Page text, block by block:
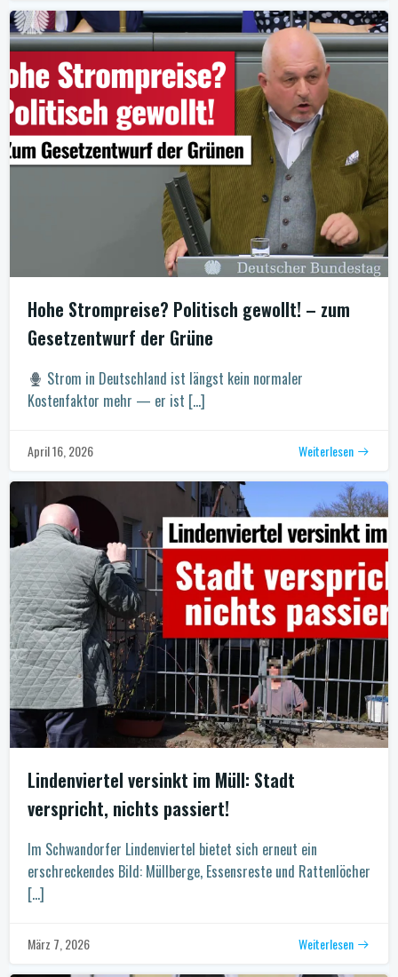
Hohe Strompreise? Politisch gewollt! – zum
Gesetzentwurf der Grüne
Strom in Deutschland ist längst kein normaler
Kostenfaktor mehr — er ist […]
April 16, 2026 Weiterlesen
Lindenviertel versinkt im Müll: Stadt
verspricht, nichts passiert!
Im Schwandorfer Lindenviertel bietet sich erneut ein
erschreckendes Bild: Müllberge, Essensreste und Rattenlöcher
[…]
März 7, 2026 Weiterlesen